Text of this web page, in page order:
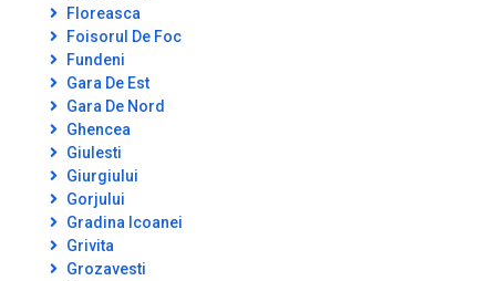
Floreasca
Foisorul De Foc
Fundeni
Gara De Est
Gara De Nord
Ghencea
Giulesti
Giurgiului
Gorjului
Gradina Icoanei
Grivita
Grozavesti